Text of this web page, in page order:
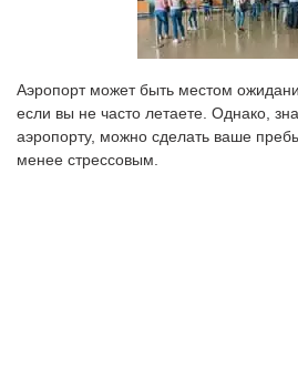
Аэропорт может быть местом
если вы не часто летаете. Однако,
аэропорту, можно сделать ваше
менее стрессовым.